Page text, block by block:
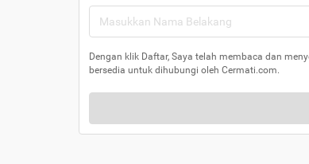
Dengan klik Daftar, Saya telah membaca dan
bersedia untuk dihubungi oleh Cermati.com.